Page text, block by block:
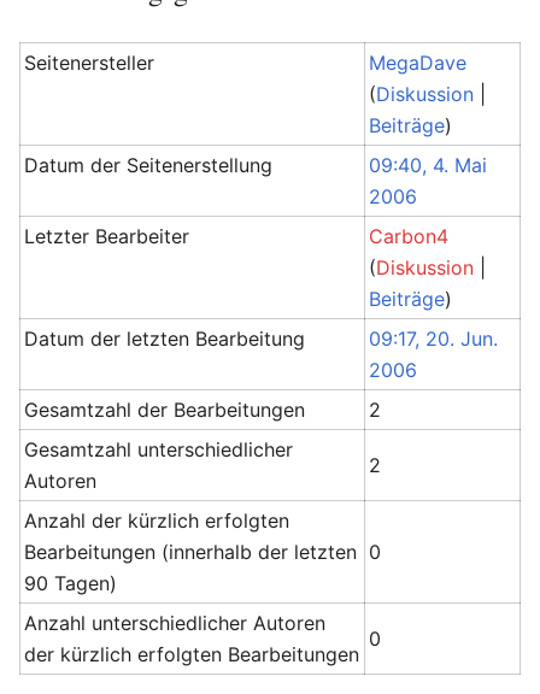
Seitenersteller
MegaDave
(Diskussion
Beiträge)
Datum der Seitenerstellung
09:40, 4. Mai
2006
Letzter Bearbeiter
Carbon4
(Diskussion
Beiträge)
Datum der letzten Bearbeitung
09:17, 20. Jun.
2006
Gesamtzahl der Bearbeitungen
2
Gesamtzahl unterschiedlicher
Autoren
2
Anzahl der kürzlich erfolgten
Bearbeitungen (innerhalb der letzten
90 Tagen)
0
Anzahl unterschiedlicher Autoren
der kürzlich erfolgten Bearbeitungen
0